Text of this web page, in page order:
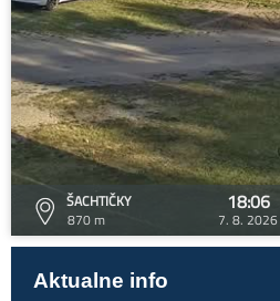
ŠACHTIČKY
870 m
18:06
7. 8. 2026
Aktualne info